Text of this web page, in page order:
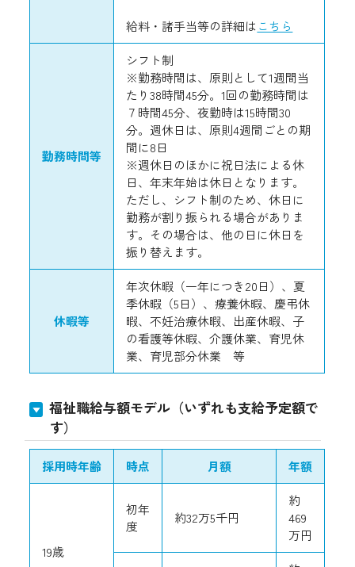
給料・諸手当等の詳細はこちら
勤務時間等
シフト制
※勤務時間は、原則として1週間当
たり38時間45分。1回の勤務時間は
７時間45分、夜勤時は15時間30
分。週休日は、原則4週間ごとの期
間に8日
※週休日のほかに祝日法による休
日、年末年始は休日となります。
ただし、シフト制のため、休日に
勤務が割り振られる場合がありま
す。その場合は、他の日に休日を
振り替えます。
休暇等
年次休暇（一年につき20日）、夏
季休暇（5日）、療養休暇、慶弔休
暇、不妊治療休暇、出産休暇、子
の看護等休暇、介護休業、育児休
業、育児部分休業 等
福祉職給与額モデル（いずれも支給予定額で
す）
採用時年齢 時点 月額 年額
19歳
初年
度
約32万5千円
約
469
万円